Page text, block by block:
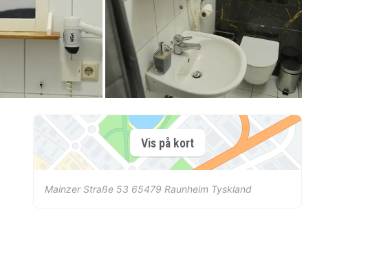
Vis på kort
Mainzer Straße 53 65479 Raunheim Tyskland